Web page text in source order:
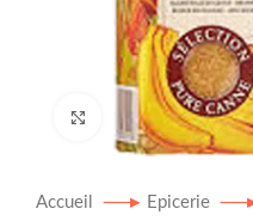
Click to enlarge
Accueil Epicerie